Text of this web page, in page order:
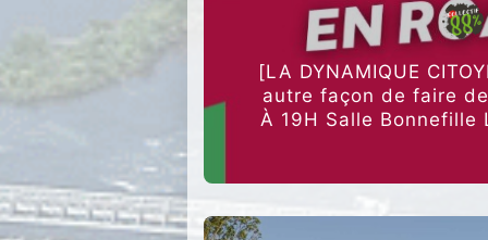
[LA DYNAMIQUE
autre façon de faire de
À 19H Salle Bonnefille